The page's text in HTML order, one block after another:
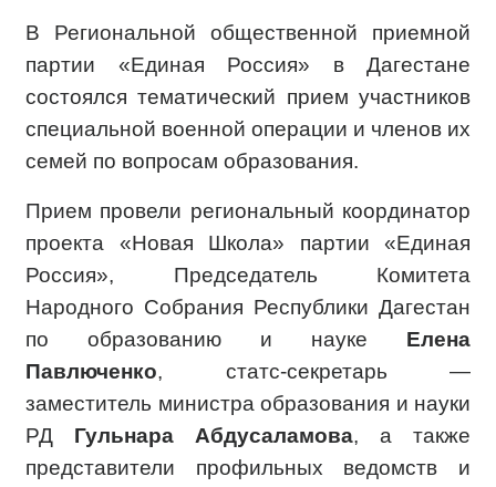
В Региональной общественной приемной
партии «Единая Россия» в Дагестане
состоялся тематический прием участников
специальной военной операции и членов их
семей по вопросам образования.
Прием провели региональный координатор
проекта «Новая Школа» партии «Единая
Россия», Председатель Комитета
Народного Собрания Республики Дагестан
по образованию и науке Елена
Павлюченко, статс-секретарь —
заместитель министра образования и науки
РД Гульнара Абдусаламова, а также
представители профильных ведомств и